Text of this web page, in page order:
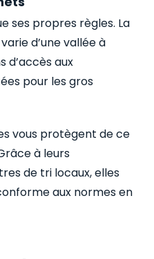
ses propres règles. La
d’une vallée à
d’accès aux
pour les gros
vous protègent de ce
à leurs
de tri locaux, elles
aux normes en